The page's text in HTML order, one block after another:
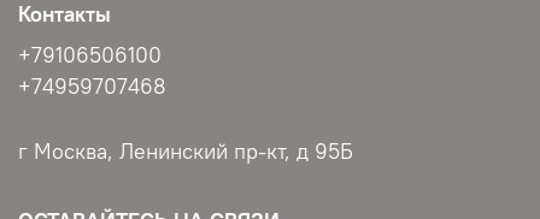
Контакты
+79106506100
+74959707468
г Москва, Ленинский пр-кт, д 95Б